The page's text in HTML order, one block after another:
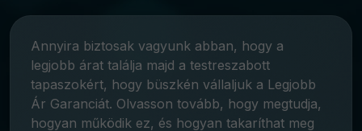
Annyira biztosak vagyunk abban, hogy a
legjobb árat találja majd a testreszabott
tapaszokért, hogy büszkén vállaljuk a Legjobb
Ár Garanciát. Olvasson tovább, hogy megtudja,
hogyan működik ez, és hogyan takaríthat meg